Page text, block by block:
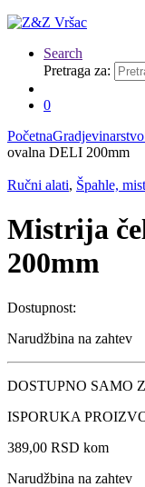
Search
Pretraga za:
0
PočetnaGradjevinarstvo
ovalna DELI 200mm
Ručni alati, Špahle,
Mistrija
200mm
Dostupnost:
Narudžbina na zahtev
DOSTUPNO SAMO
ISPORUKA
389,00 RSD kom
Narudžbina na zahtev